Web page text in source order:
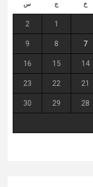
خ ج س
1
2
7
8
9
14
15
16
21
22
23
28
29
30